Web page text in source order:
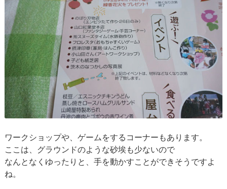
ワークショップや、ゲームをするコーナーもあります。
ここは、グラウンドのような砂埃も少ないので
なんとなくゆったりと、手を動かすことができそうですよ
ね。